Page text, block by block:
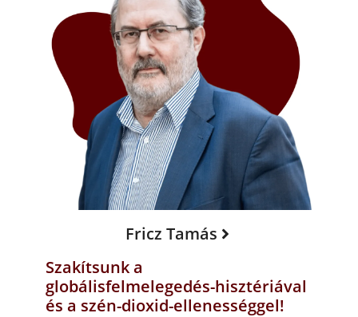
Fricz Tamás
Szakítsunk a
globálisfelmelegedés-hisztériával
és a szén-dioxid-ellenességgel!